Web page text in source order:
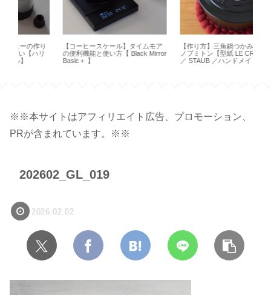
【コーヒースケール】タイムモア
の便利機能と使い方【 Black Mirror
【作り方】三角鍋つかみと鳥型の
ノブミトン【型紙 LE CREUSET
／ STAUB ／ハンドメイド】
※※本サイトはアフィリエイト広告、プロモーション、
PRが含まれています。※※
202602_GL_019
2026.02.02